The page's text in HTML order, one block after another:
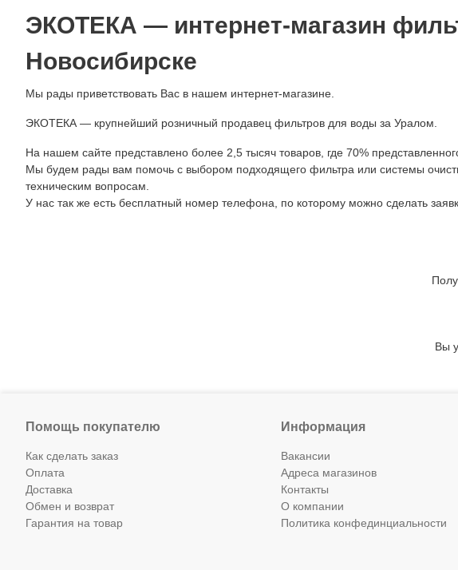
ЭКОТЕКА — интернет-магазин
Новосибирске
Мы рады приветствовать Вас в нашем интернет-магазине.
ЭКОТЕКА — крупнейший розничный продавец фильтров для воды за Уралом.
На нашем сайте представлено более 2,5 тысяч товаров, где 70%
Мы будем рады вам помочь с выбором подходящего фильтра или системы
техническим вопросам.
У нас так же есть бесплатный номер телефона, по которому можно сделать
Вы
Помощь покупателю
Как сделать заказ
Оплата
Доставка
Обмен и возврат
Гарантия на товар
Информация
Вакансии
Адреса магазинов
Контакты
О компании
Политика конфединциальности